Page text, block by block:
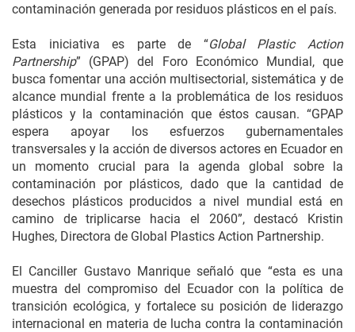
contaminación generada por residuos plásticos en el país.
Esta iniciativa es parte de “Global Plastic Action
Partnership” (GPAP) del Foro Económico Mundial, que
busca fomentar una acción multisectorial, sistemática y de
alcance mundial frente a la problemática de los residuos
plásticos y la contaminación que éstos causan. “GPAP
espera apoyar los esfuerzos gubernamentales
transversales y la acción de diversos actores en Ecuador en
un momento crucial para la agenda global sobre la
contaminación por plásticos, dado que la cantidad de
desechos plásticos producidos a nivel mundial está en
camino de triplicarse hacia el 2060”, destacó Kristin
Hughes, Directora de Global Plastics Action Partnership.
El Canciller Gustavo Manrique señaló que “esta es una
muestra del compromiso del Ecuador con la política de
transición ecológica, y fortalece su posición de liderazgo
internacional en materia de lucha contra la contaminación